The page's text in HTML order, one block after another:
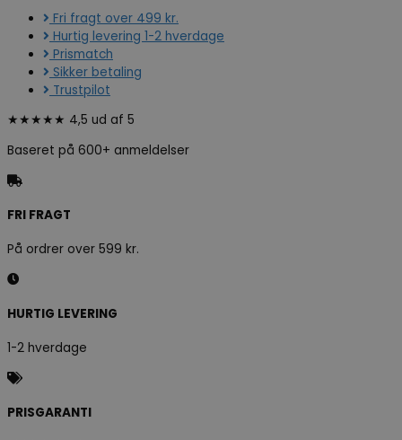
Fri fragt over 499 kr.
Hurtig levering 1-2 hverdage
Prismatch
Sikker betaling
Trustpilot
★★★★★ 4,5 ud af 5
Baseret på 600+ anmeldelser
FRI FRAGT
På ordrer over 599 kr.
HURTIG LEVERING
1-2 hverdage
PRISGARANTI